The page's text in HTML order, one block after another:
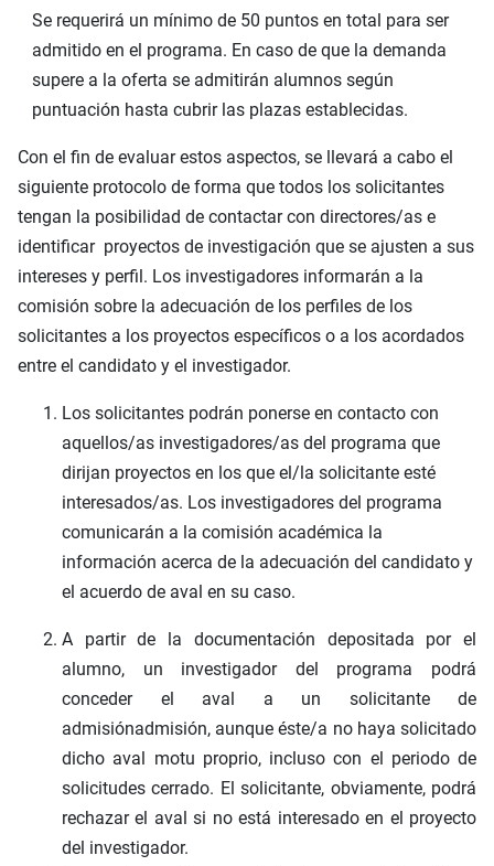
Se requerirá un mínimo de 50 puntos en total para ser
admitido en el programa. En caso de que la demanda
supere a la oferta se admitirán alumnos según
puntuación hasta cubrir las plazas establecidas.
Con el fin de evaluar estos aspectos, se llevará a cabo el
siguiente protocolo de forma que todos los solicitantes
tengan la posibilidad de contactar con directores/as e
identificar proyectos de investigación que se ajusten a sus
intereses y perfil. Los investigadores informarán a la
comisión sobre la adecuación de los perfiles de los
solicitantes a los proyectos específicos o a los acordados
entre el candidato y el investigador.
Los solicitantes podrán ponerse en contacto con
aquellos/as investigadores/as del programa que
dirijan proyectos en los que el/la solicitante esté
interesados/as. Los investigadores del programa
comunicarán a la comisión académica la
información acerca de la adecuación del candidato y
el acuerdo de aval en su caso.
A partir de la documentación depositada por el
alumno, un investigador del programa podrá
conceder el aval a un solicitante de
admisiónadmisión, aunque éste/a no haya solicitado
dicho aval motu proprio, incluso con el periodo de
solicitudes cerrado. El solicitante, obviamente, podrá
rechazar el aval si no está interesado en el proyecto
del investigador.